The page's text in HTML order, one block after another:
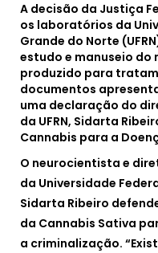
A decisão da Justiça
os laboratórios da
Grande do Norte
estudo e manuseio
produzido para
documentos
uma declaração do
da UFRN, Sidarta
Cannabis para a
O neurocientista e
da Universidade
Sidarta Ribeiro
da Cannabis Sativa
a criminalização.